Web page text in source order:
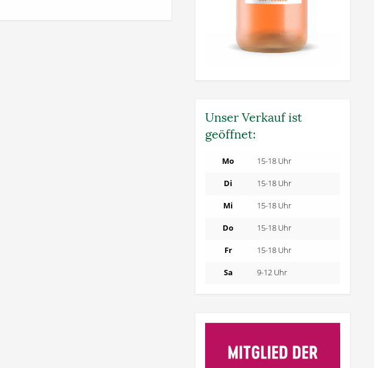
Unser Verkauf ist
geöffnet:
Mo 15-18 Uhr
Di 15-18 Uhr
Mi 15-18 Uhr
Do 15-18 Uhr
Fr 15-18 Uhr
Sa 9-12 Uhr